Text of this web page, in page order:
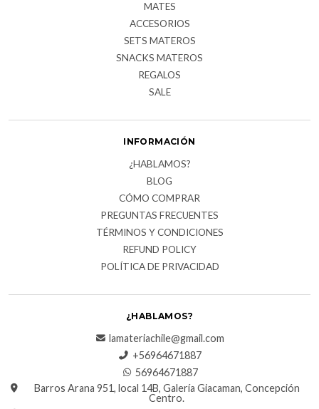
MATES
ACCESORIOS
SETS MATEROS
SNACKS MATEROS
REGALOS
SALE
INFORMACIÓN
¿HABLAMOS?
BLOG
CÓMO COMPRAR
PREGUNTAS FRECUENTES
TÉRMINOS Y CONDICIONES
REFUND POLICY
POLÍTICA DE PRIVACIDAD
¿HABLAMOS?
lamateriachile@gmail.com
+56964671887
56964671887
Barros Arana 951, local 14B, Galería Giacaman, Concepción
Centro.